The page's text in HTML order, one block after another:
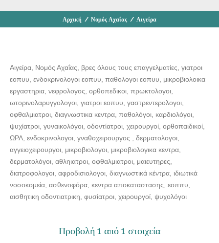
Αρχική / Νομός Αχαΐας / Αιγείρα
Αιγείρα, Νομός Αχαΐας, βρες όλους τους επαγγελματίες, γιατροι
εοπυυ, ενδοκρινολογοι εοπυυ, παθολογοι εοπυυ, μικροβιολοικα
εργαστηρια, νεφρολογος, ορθοπεδικοι, πρωκτολογοι,
ωτορινολαρυγγολογοι, γιατροι εοπυυ, γαστρεντερολογοι,
οφθαλμιατροι, διαγνωστικα κεντρα, παθολόγοι, καρδιολόγοι,
ψυχίατροι, γυναικολόγοι, οδοντίατροι, χειρουργοί, ορθοπαιδικοί,
ΩΡΛ, ενδοκρινολογοι, γναθοχειρουργος , δερματολογοι,
αγγειοχειρουργοι, μικροβιολογοι, μικροβιολογικα κεντρα,
δερματολόγοι, αθληιατροι, οφθαλμιατροι, μαιευτηρες,
διατροφολογοι, αφροδισιολογοι, διαγνωστικά κέντρα, ιδιωτικά
νοσοκομεία, ασθενοφόρα, κεντρα αποκαταστασης, εοππυ,
αισθητικη οδοντιατρικη, φυσίατροι, χειρουργοί, ψυχολόγοι
Προβολή 1 από 1 στοιχεία